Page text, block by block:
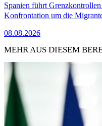
Spanien führt
Konfrontation um die
08.08.2026
MEHR AUS DIESEM